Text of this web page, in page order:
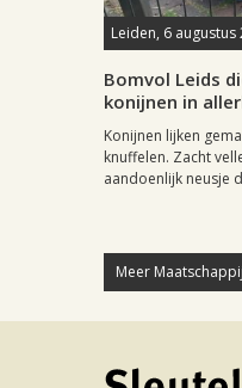
Leiden, 6 augustus
Bomvol Leids
konijnen in
Konijnen lijken
knuffelen. Zacht
aandoenlijk neusje
Meer Maatschappij